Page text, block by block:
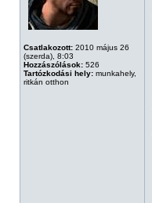
Csatlakozott: 2010 május 26
(szerda), 8:03
Hozzászólások: 526
Tartózkodási hely: munkahely,
ritkán otthon